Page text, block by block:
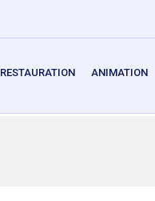
RESTAURATION ANIMATION